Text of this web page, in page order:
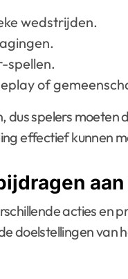
wedstrijden.
spellen.
of
dus spelers moeten
effectief kunnen
acties en
doelstellingen van